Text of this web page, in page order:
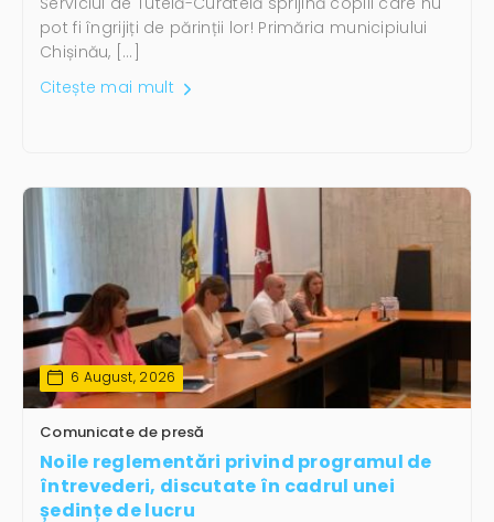
pot fi îngrijiți de părinții lor! Primăria municipiului
Chișinău, […]
Citește mai mult
6 August, 2026
Comunicate de presă
Noile reglementări privind programul de
întrevederi, discutate în cadrul unei
ședințe de lucru